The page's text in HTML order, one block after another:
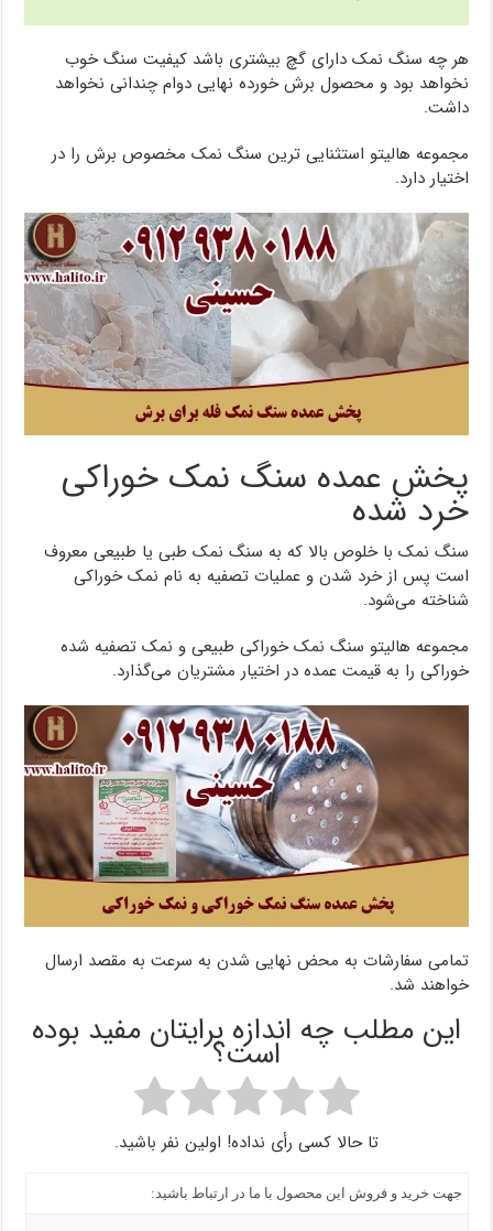
هر چه سنگ نمک دارای گچ بیشتری باشد کیفیت سنگ خوب
نخواهد بود و محصول برش خورده نهایی دوام چندانی نخواهد
داشت.
مجموعه هالیتو استثنایی ترین سنگ نمک مخصوص برش را در
اختیار دارد.
پخش عمده سنگ نمک خوراکی
خرد شده
سنگ نمک با خلوص بالا که به سنگ نمک طبی یا طبیعی معروف
است پس از خرد شدن و عملیات تصفیه به نام نمک خوراکی
شناخته می‌شود.
مجموعه هالیتو سنگ نمک خوراکی طبیعی و نمک تصفیه شده
خوراکی را به قیمت عمده در اختیار مشتریان می‌گذارد.
تمامی سفارشات به محض نهایی شدن به سرعت به مقصد ارسال
خواهند شد.
این مطلب چه اندازه برایتان مفید بوده
است؟
تا حالا کسی رأی نداده! اولین نفر باشید.
جهت خرید و فروش این محصول با ما در ارتباط باشید: